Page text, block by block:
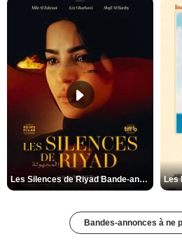
Les Silences de Riyad Bande-annonce VO STFR
Bandes-annonces à ne